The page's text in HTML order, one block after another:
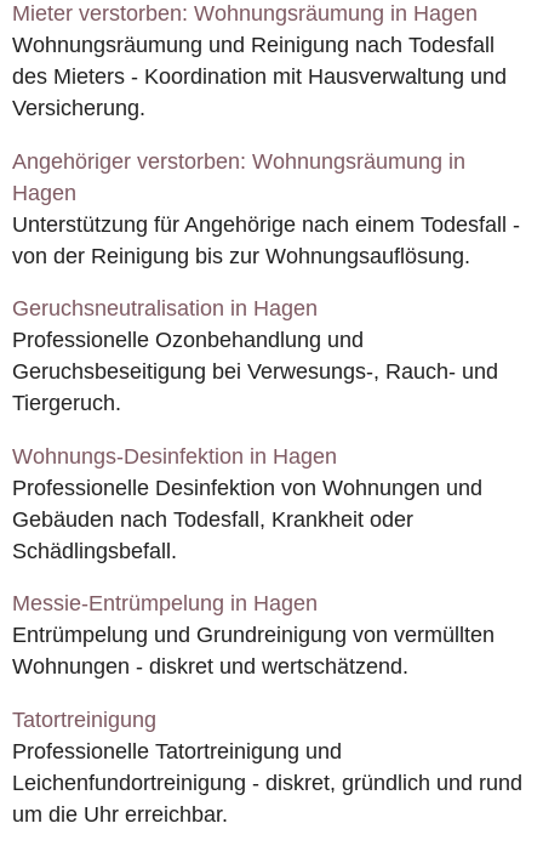
Mieter verstorben: Wohnungsräumung in Hagen
Wohnungsräumung und Reinigung nach Todesfall
des Mieters - Koordination mit Hausverwaltung und
Versicherung.
Angehöriger verstorben: Wohnungsräumung in
Hagen
Unterstützung für Angehörige nach einem Todesfall -
von der Reinigung bis zur Wohnungsauflösung.
Geruchsneutralisation in Hagen
Professionelle Ozonbehandlung und
Geruchsbeseitigung bei Verwesungs-, Rauch- und
Tiergeruch.
Wohnungs-Desinfektion in Hagen
Professionelle Desinfektion von Wohnungen und
Gebäuden nach Todesfall, Krankheit oder
Schädlingsbefall.
Messie-Entrümpelung in Hagen
Entrümpelung und Grundreinigung von vermüllten
Wohnungen - diskret und wertschätzend.
Tatortreinigung
Professionelle Tatortreinigung und
Leichenfundortreinigung - diskret, gründlich und rund
um die Uhr erreichbar.